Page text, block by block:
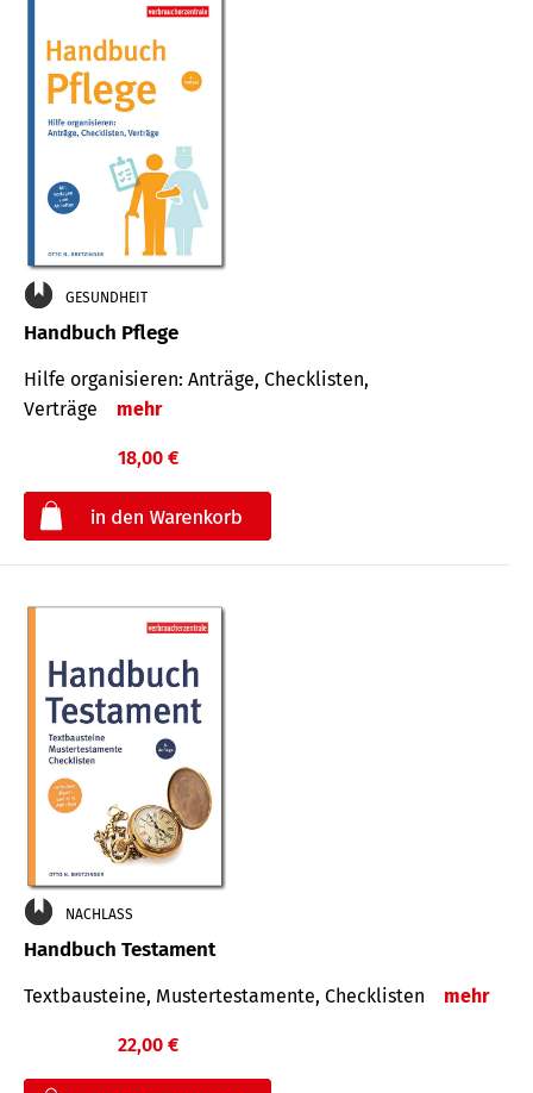
GESUNDHEIT
Handbuch Pflege
Hilfe organisieren: Anträge, Checklisten,
Verträge
mehr
18,00 €
NACHLASS
Handbuch Testament
Textbausteine, Mustertestamente, Checklisten mehr
22,00 €